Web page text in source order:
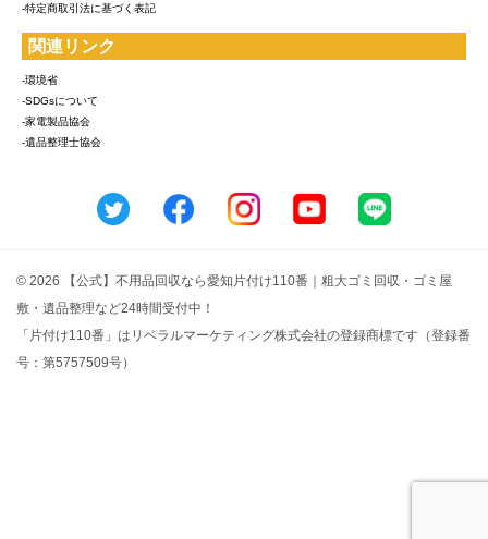
-特定商取引法に基づく表記
関連リンク
-環境省
-SDGsについて
-家電製品協会
-遺品整理士協会
© 2026 【公式】不用品回収なら愛知片付け110番｜粗大ゴミ回収・ゴミ屋
敷・遺品整理など24時間受付中！
「片付け110番」はリベラルマーケティング株式会社の登録商標です（登録番
号：第5757509号）